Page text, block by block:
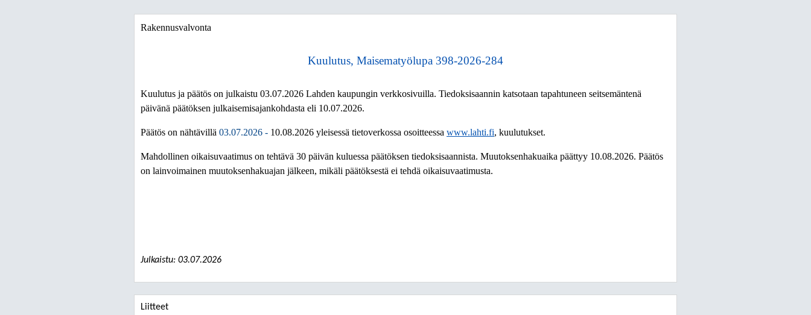
Rakennusvalvonta
Kuulutus, Maisematyölupa 398-2026-284
Kuulutus ja päätös on julkaistu 03.07.2026 Lahden kaupungin verkkosivuilla. Tiedoksisaannin katsotaan tapahtuneen seitsemäntenä
päivänä päätöksen julkaisemisajankohdasta eli 10.07.2026.
Päätös on nähtävillä 03.07.2026 - 10.08.2026 yleisessä tietoverkossa osoitteessa www.lahti.fi, kuulutukset.
Mahdollinen oikaisuvaatimus on tehtävä 30 päivän kuluessa päätöksen tiedoksisaannista. Muutoksenhakuaika päättyy 10.08.2026. Päätös
on lainvoimainen muutoksenhakuajan jälkeen, mikäli päätöksestä ei tehdä oikaisuvaatimusta.
Julkaistu: 03.07.2026
Liitteet